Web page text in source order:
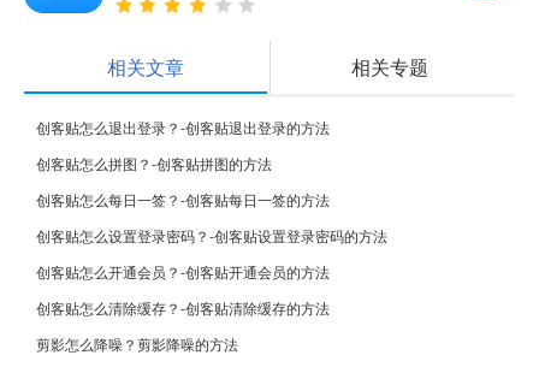
相关文章 相关专题
创客贴怎么退出登录？-创客贴退出登录的方法
创客贴怎么拼图？-创客贴拼图的方法
创客贴怎么每日一签？-创客贴每日一签的方法
创客贴怎么设置登录密码？-创客贴设置登录密码的方法
创客贴怎么开通会员？-创客贴开通会员的方法
创客贴怎么清除缓存？-创客贴清除缓存的方法
剪影怎么降噪？剪影降噪的方法